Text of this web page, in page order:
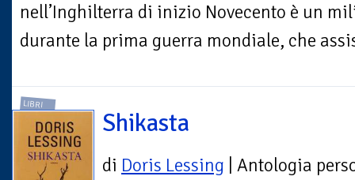
nell’Inghilterra di inizio Novecento è un
durante la prima guerra mondiale, che
LIBRI
Shikasta
di Doris Lessing | Antologia